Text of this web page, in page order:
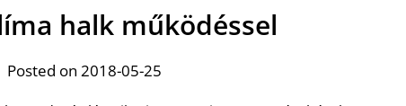
halk működéssel
Posted on 2018-05-25